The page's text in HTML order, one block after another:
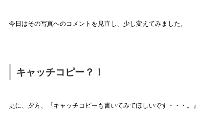
今日はその写真へのコメントを見直し、少し変えてみました。
キャッチコピー？！
更に、夕方、『キャッチコピーも書いてみてほしいです・・・。』